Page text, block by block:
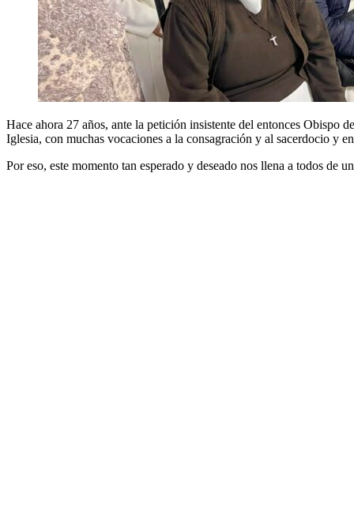
Hace ahora 27 años, ante la petición insistente del entonces Obispo
Iglesia, con muchas vocaciones a la consagración y al sacerdocio y
Por eso, este momento tan esperado y deseado nos llena a todos de